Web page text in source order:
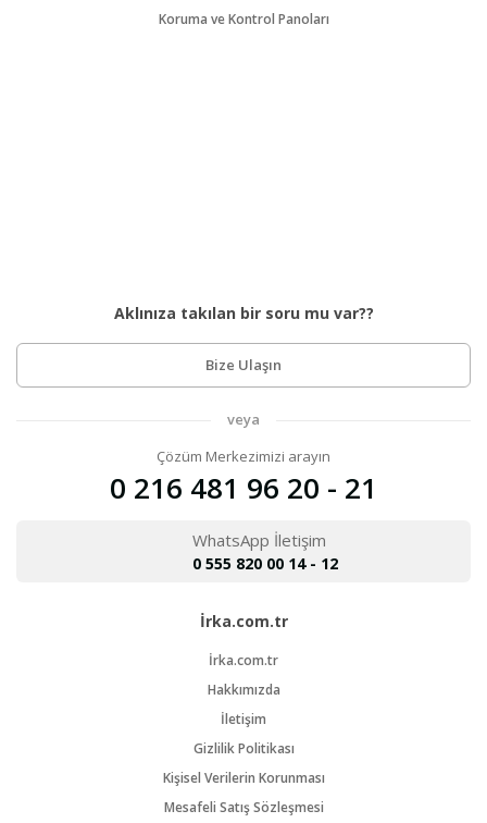
Koruma ve Kontrol Panoları
Aklınıza takılan bir soru mu var??
Bize Ulaşın
veya
Çözüm Merkezimizi arayın
0 216 481 96 20 - 21
WhatsApp İletişim
0 555 820 00 14 - 12
İrka.com.tr
İrka.com.tr
Hakkımızda
İletişim
Gizlilik Politikası
Kişisel Verilerin Korunması
Mesafeli Satış Sözleşmesi